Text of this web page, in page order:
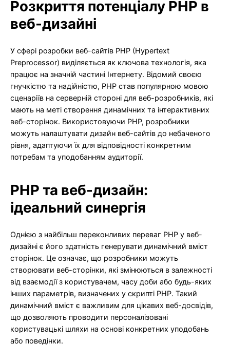
Розкриття потенціалу PHP в
веб-дизайні
У сфері розробки веб-сайтів PHP (Hypertext
Preprocessor) виділяється як ключова технологія, яка
працює на значній частині Інтернету. Відомий своєю
гнучкістю та надійністю, PHP став популярною мовою
сценаріїв на серверній стороні для веб-розробників, які
мають на меті створення динамічних та інтерактивних
веб-сторінок. Використовуючи PHP, розробники
можуть налаштувати дизайн веб-сайтів до небаченого
рівня, адаптуючи їх для відповідності конкретним
потребам та уподобанням аудиторії.
PHP та веб-дизайн:
ідеальний синергія
Однією з найбільш переконливих переваг PHP у веб-
дизайні є його здатність генерувати динамічний вміст
сторінок. Це означає, що розробники можуть
створювати веб-сторінки, які змінюються в залежності
від взаємодії з користувачем, часу доби або будь-яких
інших параметрів, визначених у скрипті PHP. Такий
динамічний вміст є важливим для цікавих веб-досвідів,
що дозволяють проводити персоналізовані
користувацькі шляхи на основі конкретних уподобань
або поведінки.